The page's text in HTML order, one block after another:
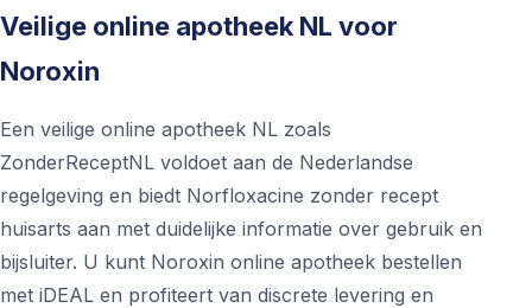
Veilige online apotheek NL voor
Noroxin
Een veilige online apotheek NL zoals
ZonderReceptNL voldoet aan de Nederlandse
regelgeving en biedt Norfloxacine zonder recept
huisarts aan met duidelijke informatie over gebruik en
bijsluiter. U kunt Noroxin online apotheek bestellen
met iDEAL en profiteert van discrete levering en